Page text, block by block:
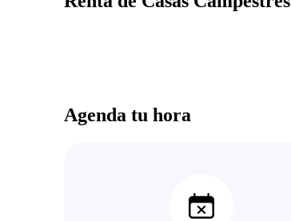
Agenda tu hora